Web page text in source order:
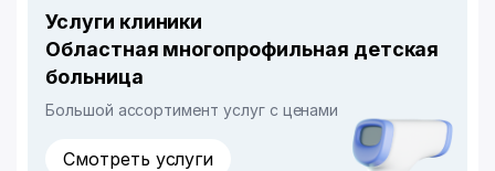
Услуги клиники
Областная многопрофильная детская
больница
Большой ассортимент услуг с ценами
Смотреть услуги